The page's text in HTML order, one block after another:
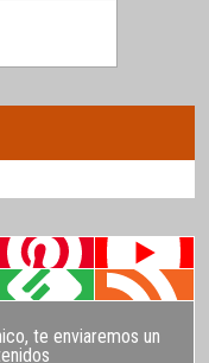
te enviaremos un